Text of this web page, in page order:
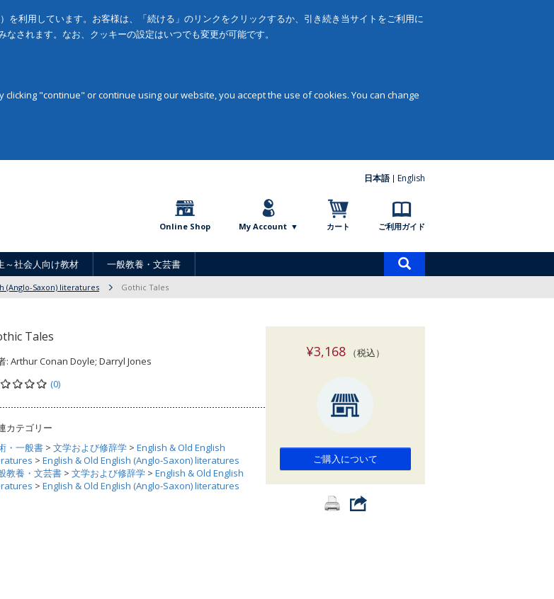
利用しています。お客様は、「続ける」のリンクをクリックするか、引き続き当サイトをご利用に
されます。なお、クッキーの設定はいつでも変更が可能です。
"continue" or continue using our website, you accept the use of cookies. You can change
日本語 English
Online Shop My Account カート ご利用ガイド
～社会人向け教材 一般教養・文芸書
索
(Anglo-Saxon) literatures Gothic Tales
Tales
: Arthur Conan Doyle; Darryl Jones
(0)
カテゴリー
・一般書 > 文学および修辞学 > English & Old English
> English & Old English (Anglo-Saxon) literatures
教養・文芸書 > 文学および修辞学 > English & Old English
> English & Old English (Anglo-Saxon) literatures
¥3,168（税込）
ご購入について